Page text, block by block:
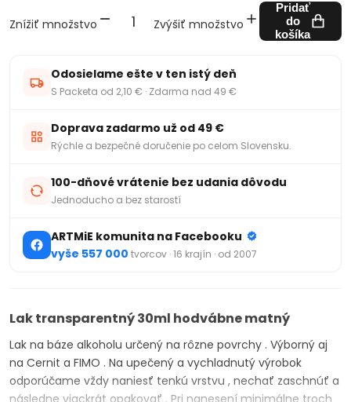
Znížiť množstvo Zvýšiť množstvo
Pridať
do
košíka
Odosielame ešte v ten istý deň
S Packeta od 2,10 € · Zdarma nad 49 €
Doprava zadarmo už od 49 €
Rýchle a bezpečné doručenie po celom Slovensku.
100-dňové vrátenie bez udania dôvodu
Jednoducho a bez starostí
ARTMiE komunita na Facebooku
vyše 557 000 tvorcov · 16 krajín · od 2007
Lak transparentný 30ml hodvábne matný
Lak na báze alkoholu určený na rôzne povrchy . Výborný aj
na Cernit a FIMO . Na upečený a vychladnutý výrobok
odporúčame vždy naniesť tenkú vrstvu , nechať zaschnúť a
následne viackrát opakovať . Pri nanesení minimálne troch